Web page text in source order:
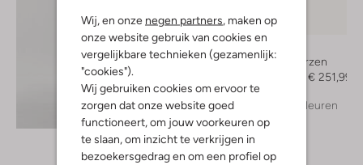
Wij, en onze negen partners, maken op
onze website gebruik van cookies en
vergelijkbare technieken (gezamenlijk:
"cookies").
Wij gebruiken cookies om ervoor te
zorgen dat onze website goed
functioneert, om jouw voorkeuren op
te slaan, om inzicht te verkrijgen in
bezoekersgedrag en om een profiel op
Ontdek de look
-30%
Toral
Hoge laarzen
€ 251,99
+ meer kleuren